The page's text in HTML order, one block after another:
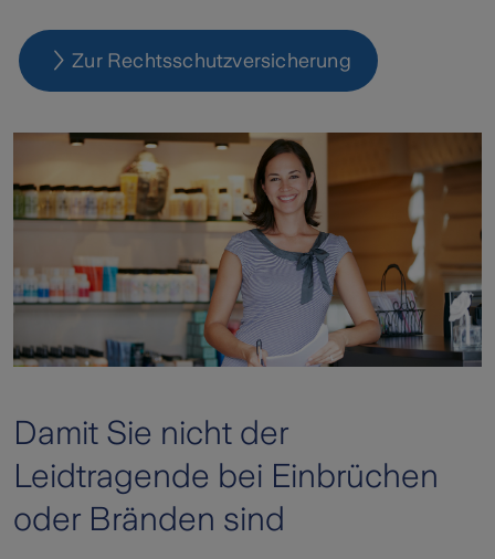
Zur Rechtsschutzversicherung
Damit Sie nicht der
Leidtragende bei Einbrüchen
oder Bränden sind